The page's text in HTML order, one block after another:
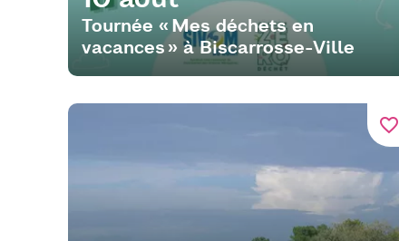
Tournée « Mes déchets en
vacances » à Biscarrosse-Ville
favorite_border